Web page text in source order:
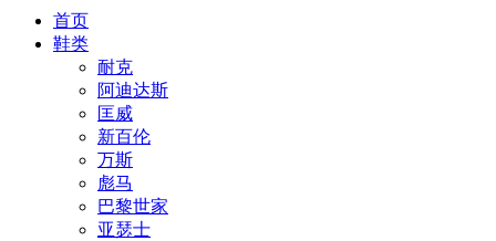
首页
鞋类
耐克
阿迪达斯
匡威
新百伦
万斯
彪马
巴黎世家
亚瑟士